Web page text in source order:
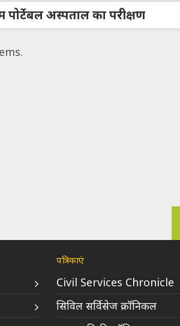
पोर्टेबल अस्पताल का परीक्षण
पत्रिकाएं
Civil Services Chronicle
सिविल सर्विसेज क्रॉनिकल